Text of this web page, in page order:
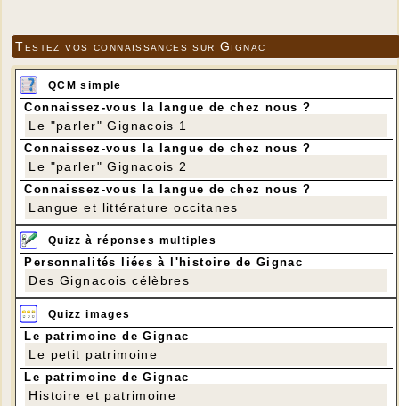
Testez vos connaissances sur Gignac
QCM simple
Connaissez-vous la langue de chez nous ?
Le "parler" Gignacois 1
Connaissez-vous la langue de chez nous ?
Le "parler" Gignacois 2
Connaissez-vous la langue de chez nous ?
Langue et littérature occitanes
Quizz à réponses multiples
Personnalités liées à l'histoire de Gignac
Des Gignacois célèbres
Quizz images
Le patrimoine de Gignac
Le petit patrimoine
Le patrimoine de Gignac
Histoire et patrimoine